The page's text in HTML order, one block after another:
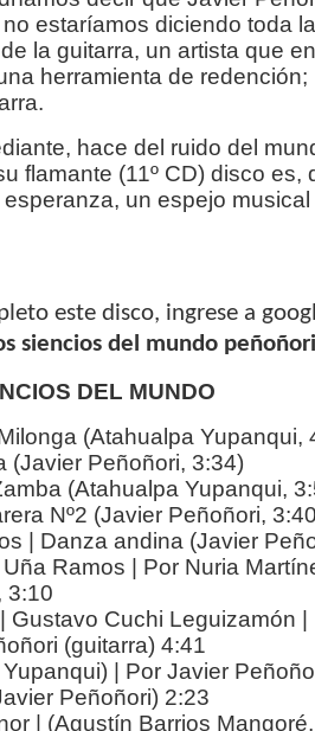
estaríamos diciendo toda
la guitarra, un artista que
herramienta de
hace del ruido del
flamante (11º CD) disco es,
un espejo
este disco, ingrese a
siencios del mundo peñoñori
DEL MUNDO
(Atahualpa Yupanqui,
(Javier Peñoñori, 3:34)
(Atahualpa Yupanqui,
Nº2 (Javier Peñoñori,
| Danza andina (Javier
Ramos | Por Nuria
3:10
Gustavo Cuchi Leguizamón
(guitarra) 4:41
| Por Javier
Peñoñori) 2:23
| (Agustín Barrios